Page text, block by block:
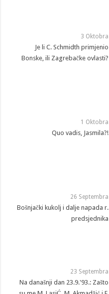
3 Oktobra
Je li C. Schmidth primjenio
Bonske, ili Zagrebačke ovlasti?
1 Oktobra
Quo vadis, Jasmila?!
26 Septembra
Bošnjački kukolj i dalje napada r.
predsjednika
23 Septembra
Na današnji dan 23.9.'93.: Zašto